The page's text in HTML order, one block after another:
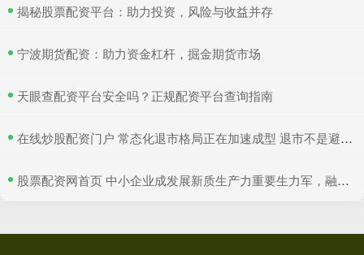
​揭秘股票配资平台：助力投资，风险与收益并存
​宁波期货配资：助力资金杠杆，掘金期货市场
​天眼查配资平台安全吗？正规配资平台查询指南
​在线炒股配资门户 常态化退市格局正在加速成型 退市不是避风港
​股票配资网首页 中小企业成发展新质生产力重要生力军，融资环境正不断改善